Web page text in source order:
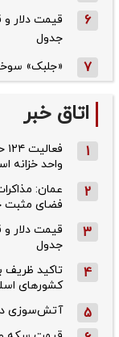
6
جدول
7 «جلبک»
اتاق خبر
1
واحد خزانه
2
عمان:
فضای مثبت
3
جدول
4
تاکید ظریف
کشورهای
5 آتش‌سوزی